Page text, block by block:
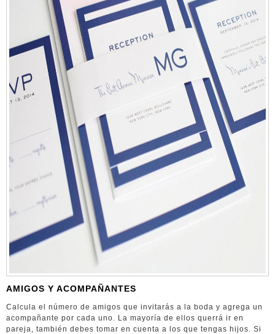
AMIGOS Y ACOMPAÑANTES
Calcula el número de amigos que invitarás a la boda y agrega un
acompañante por cada uno. La mayoría de ellos querrá ir en
pareja, también debes tomar en cuenta a los que tengas hijos. Si